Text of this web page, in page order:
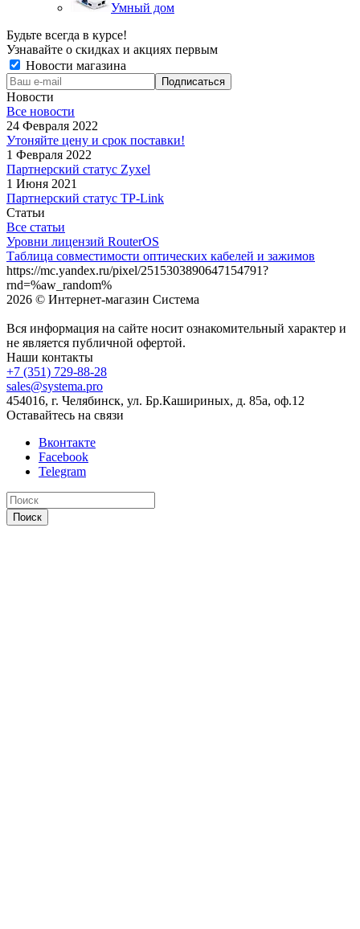
Умный дом
Будьте всегда в курсе!
Узнавайте о скидках и акциях первым
Новости магазина
Новости
Все новости
24 Февраля 2022
Утоняйте цену и срок поставки!
1 Февраля 2022
Партнерский статус Zyxel
1 Июня 2021
Партнерский статус TP-Link
Статьи
Все статьи
Уровни лицензий RouterOS
Таблица совместимости оптических кабелей и зажимов
https://mc.yandex.ru/pixel/2515303890647154791?
rnd=%aw_random%
2026 © Интернет-магазин Система
Вся информация на сайте носит ознакомительный характер и
не является публичной офертой.
Наши контакты
+7 (351) 729-88-28
sales@systema.pro
454016, г. Челябинск, ул. Бр.Кашириных, д. 85а, оф.12
Оставайтесь на связи
Вконтакте
Facebook
Telegram
Поиск